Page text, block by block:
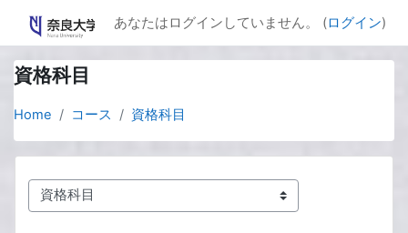
あなたはログインしていません。 (ログイン)
資格科目
Home コース 資格科目
コースカテゴリ